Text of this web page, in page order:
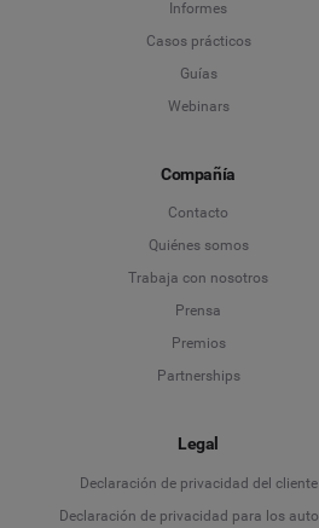
Informes
Casos prácticos
Guías
Webinars
Compañía
Contacto
Quiénes somos
Trabaja con nosotros
Prensa
Premios
Partnerships
Legal
Declaración de privacidad del cliente
Declaración de privacidad para los